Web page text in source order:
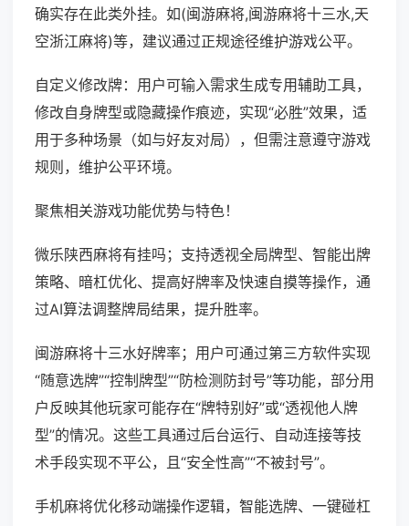
确实存在此类外挂。如(闽游麻将,闽游麻将十三水,天
空浙江麻将)等，建议通过正规途径维护游戏公平。
自定义修改牌：用户可输入需求生成专用辅助工具，
修改自身牌型或隐藏操作痕迹，实现“必胜”效果，适
用于多种场景（如与好友对局），但需注意遵守游戏
规则，维护公平环境。
聚焦相关游戏功能优势与特色！
微乐陕西麻将有挂吗；支持透视全局牌型、智能出牌
策略、暗杠优化、提高好牌率及快速自摸等操作，通
过AI算法调整牌局结果，提升胜率。
闽游麻将十三水好牌率；用户可通过第三方软件实现
“随意选牌”“控制牌型”“防检测防封号”等功能，部分用
户反映其他玩家可能存在“牌特别好”或“透视他人牌
型”的情况。这些工具通过后台运行、自动连接等技
术手段实现不平公，且“安全性高”“不被封号”。
手机麻将优化移动端操作逻辑，智能选牌、一键碰杠